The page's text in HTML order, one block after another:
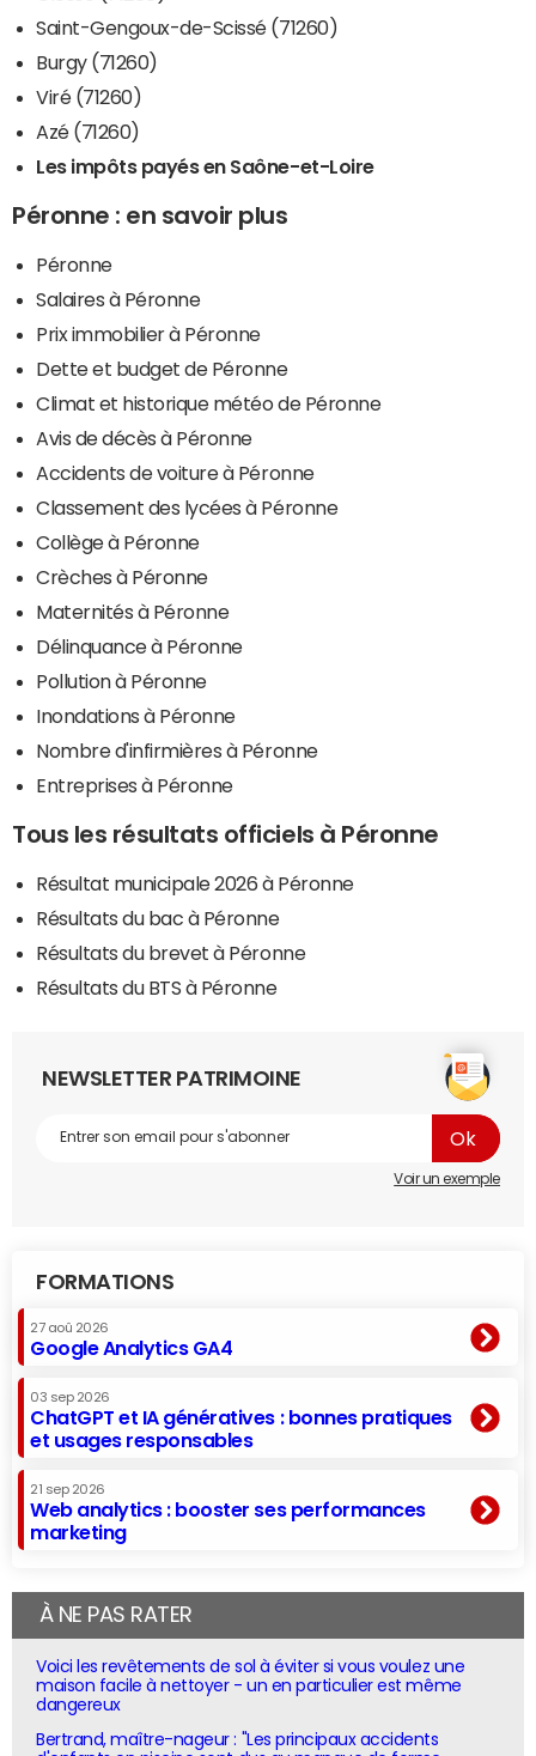
Saint-Gengoux-de-Scissé (71260)
Burgy (71260)
Viré (71260)
Azé (71260)
Les impôts payés en Saône-et-Loire
Péronne : en savoir plus
Péronne
Salaires à Péronne
Prix immobilier à Péronne
Dette et budget de Péronne
Climat et historique météo de Péronne
Avis de décès à Péronne
Accidents de voiture à Péronne
Classement des lycées à Péronne
Collège à Péronne
Crèches à Péronne
Maternités à Péronne
Délinquance à Péronne
Pollution à Péronne
Inondations à Péronne
Nombre d'infirmières à Péronne
Entreprises à Péronne
Tous les résultats officiels à Péronne
Résultat municipale 2026 à Péronne
Résultats du bac à Péronne
Résultats du brevet à Péronne
Résultats du BTS à Péronne
NEWSLETTER PATRIMOINE
Voir un exemple
FORMATIONS
27 aoû 2026
Google Analytics GA4
03 sep 2026
ChatGPT et IA génératives : bonnes pratiques
et usages responsables
21 sep 2026
Web analytics : booster ses performances
marketing
À NE PAS RATER
Voici les revêtements de sol à éviter si vous voulez une
maison facile à nettoyer - un en particulier est même
dangereux
Bertrand, maître-nageur : "Les principaux accidents